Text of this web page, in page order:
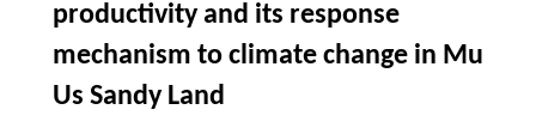
productivity and its response
mechanism to climate change in Mu
Us Sandy Land